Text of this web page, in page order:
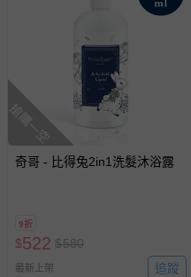
搶購一空
奇哥 - 比得兔2in1洗髮沐浴露
9折
$522 $580
最新上架 追蹤